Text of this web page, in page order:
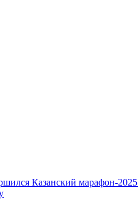
Казанский марафон-2025